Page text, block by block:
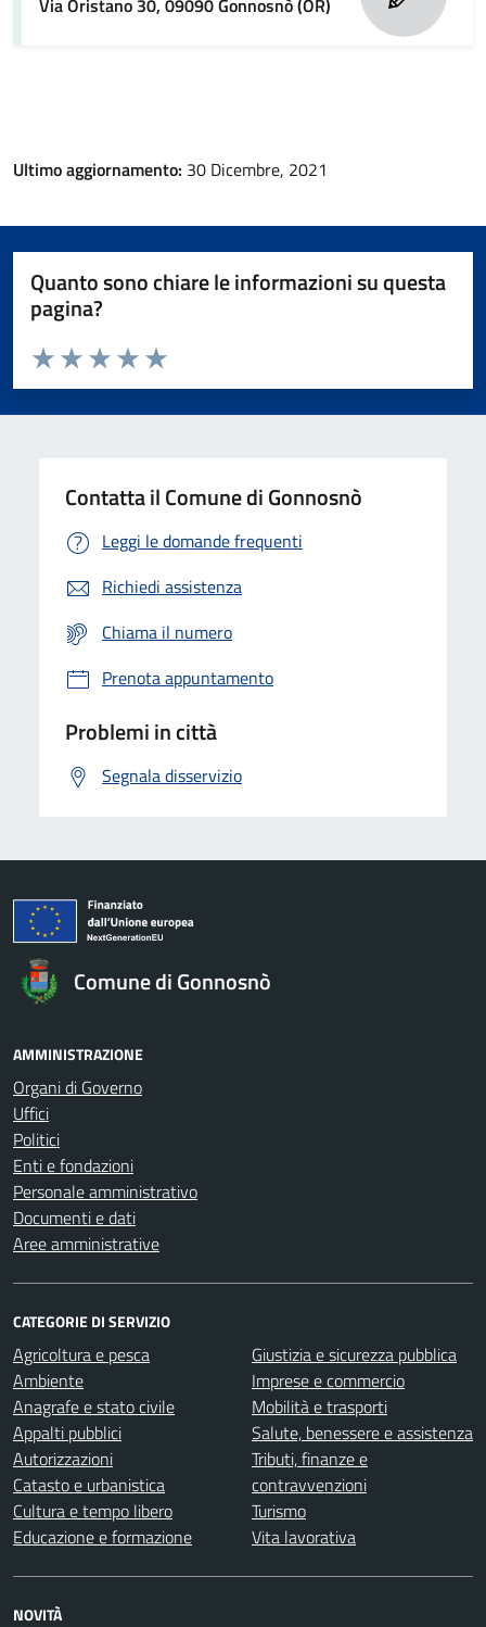
Via Oristano 30, 09090 Gonnosnò (OR)
Ultimo aggiornamento: 30 Dicembre, 2021
Quanto sono chiare le informazioni su questa
pagina?
Valuta da 1 a 5 stelle la pagina
Valuta 5 stelle su 5
Valuta 4 stelle su 5
Valuta 3 stelle su 5
Valuta 2 stelle su 5
Valuta 1 stelle su 5
Contatta il Comune di Gonnosnò
Leggi le domande frequenti
Richiedi assistenza
Chiama il numero
Prenota appuntamento
Problemi in città
Segnala disservizio
Comune di Gonnosnò
AMMINISTRAZIONE
Organi di Governo
Uffici
Politici
Enti e fondazioni
Personale amministrativo
Documenti e dati
Aree amministrative
CATEGORIE DI SERVIZIO
Agricoltura e pesca
Ambiente
Anagrafe e stato civile
Appalti pubblici
Autorizzazioni
Catasto e urbanistica
Cultura e tempo libero
Educazione e formazione
Giustizia e sicurezza pubblica
Imprese e commercio
Mobilità e trasporti
Salute, benessere e assistenza
Tributi, finanze e
contravvenzioni
Turismo
Vita lavorativa
NOVITÀ